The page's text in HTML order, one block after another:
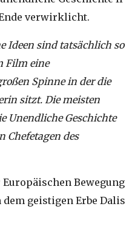
verwirklicht.
Ideen sind tatsächlich so
Film eine
Spinne in der die
sitzt. Die meisten
Unendliche Geschichte
Chefetagen des
Bewegung
dem geistigen Erbe Dalis